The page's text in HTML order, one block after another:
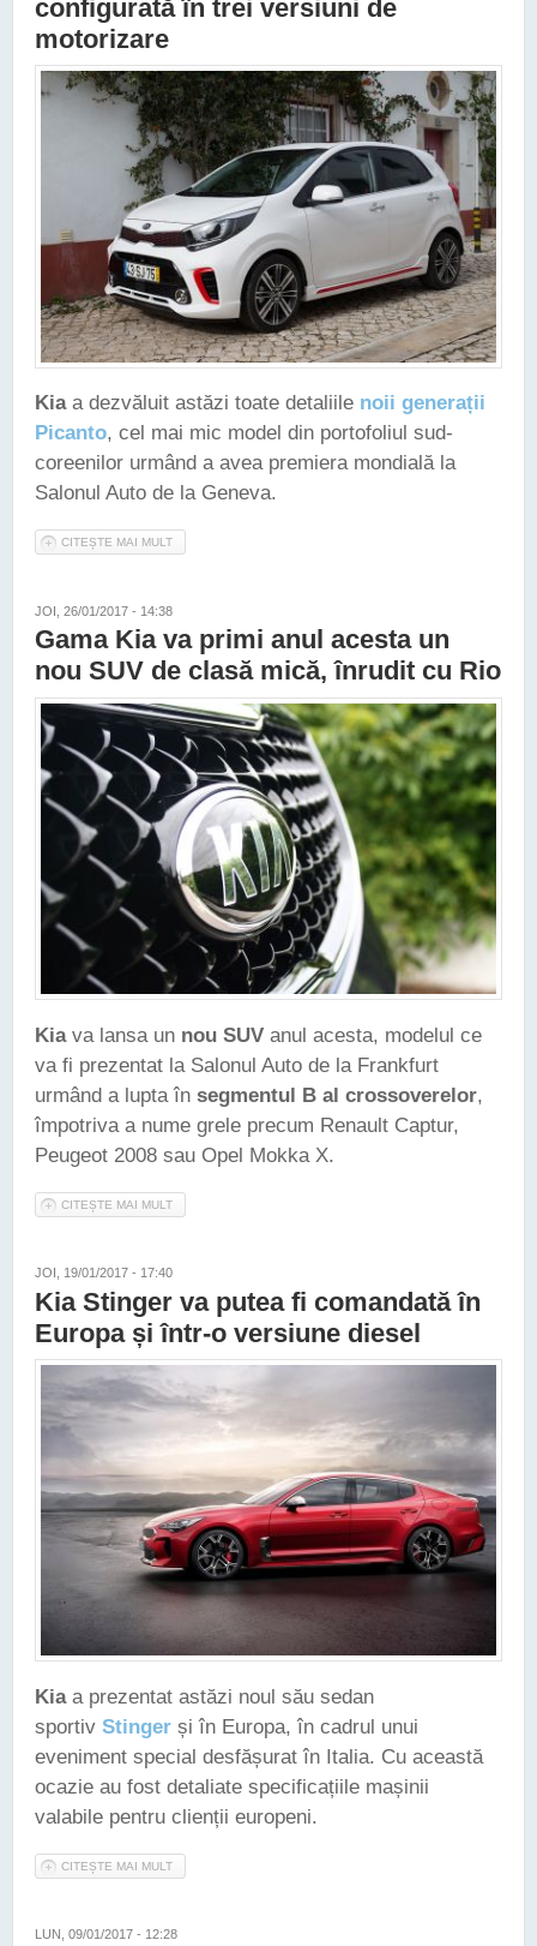
configurată în trei versiuni de
motorizare
Kiaa dezvăluit astăzi toate detaliile noii generații
Picanto, cel mai mic model din portofoliul sud-
coreenilor urmând a avea premiera mondială la
Salonul Auto de la Geneva.
CITEȘTE MAI MULT
JOI, 26/01/2017 - 14:38
Gama Kia va primi anul acesta un
nou SUV de clasă mică, înrudit cu Rio
Kiava lansa un nou SUV anul acesta, modelul ce
va fi prezentat la Salonul Auto de la Frankfurt
urmând a lupta în segmentul B al crossoverelor,
împotriva a nume grele precum Renault Captur,
Peugeot 2008 sau Opel Mokka X.
CITEȘTE MAI MULT
JOI, 19/01/2017 - 17:40
Kia Stinger va putea fi comandată în
Europa și într-o versiune diesel
Kiaa prezentat astăzi noul său sedan
sportiv Stinger și în Europa, în cadrul unui
eveniment special desfășurat în Italia. Cu această
ocazie au fost detaliate specificațiile mașinii
valabile pentru clienții europeni.
CITEȘTE MAI MULT
LUN, 09/01/2017 - 12:28